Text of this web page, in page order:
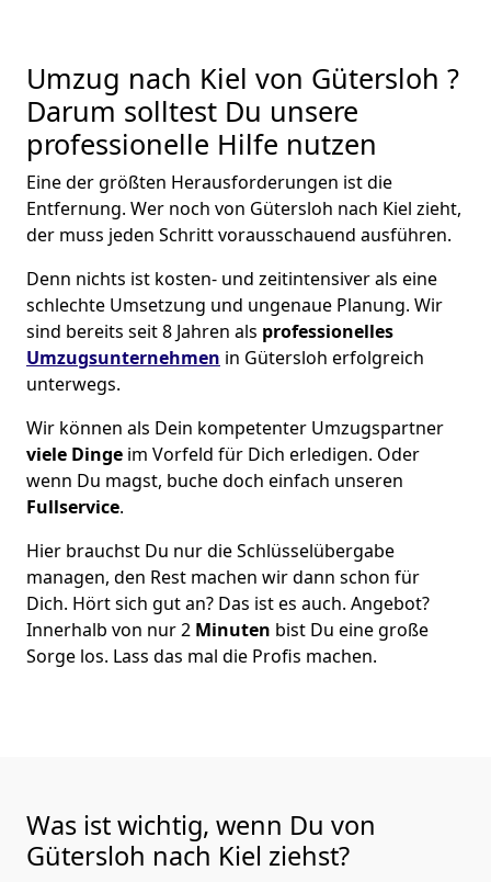
Umzug nach Kiel von Gütersloh ?
Darum solltest Du unsere
professionelle Hilfe nutzen
Eine der größten Herausforderungen ist die
Entfernung. Wer noch von Gütersloh nach Kiel zieht,
der muss jeden Schritt vorausschauend ausführen.
Denn nichts ist kosten- und zeitintensiver als eine
schlechte Umsetzung und ungenaue Planung. Wir
sind bereits seit 8 Jahren als professionelles
Umzugsunternehmen in Gütersloh erfolgreich
unterwegs.
Wir können als Dein kompetenter Umzugspartner
viele Dinge im Vorfeld für Dich erledigen. Oder
wenn Du magst, buche doch einfach unseren
Fullservice.
Hier brauchst Du nur die Schlüsselübergabe
managen, den Rest machen wir dann schon für
Dich. Hört sich gut an? Das ist es auch. Angebot?
Innerhalb von nur 2 Minuten bist Du eine große
Sorge los. Lass das mal die Profis machen.
Was ist wichtig, wenn Du von
Gütersloh nach Kiel ziehst?